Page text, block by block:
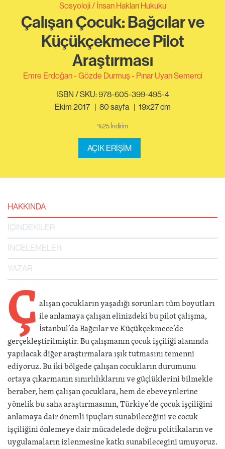
Sosyoloji İnsan Hakları Hukuku
Çalışan Çocuk: Bağcılar ve
Küçükçekmece Pilot
Araştırması
Emre Erdoğan Gözde Durmuş
Pınar Uyan Semerci
ISBN / SKU: 978-605-399-495-4
Ekim 2017 | 80sayfa | 19x27 cm
%25 İndirim
AÇIK ERİŞİM
HAKKINDA
İÇİNDEKİLER
İNCELEMELER
YAZAR
Çalışan çocukların yaşadığı sorunları tüm boyutları
ile anlamaya çalışan elinizdeki bu pilot çalışma,
İstanbul’da Bağcılar ve Küçükçekmece’de
gerçekleştirilmiştir. Bu çalışmanın çocuk işçiliği alanında
yapılacak diğer araştırmalara ışık tutmasını temenni
ediyoruz. Bu iki bölgede çalışan cocukların durumunu
ortaya çıkarmanın sınırlılıklarını ve güçlüklerini bilmekle
beraber, hem çalışan çocuklara, hem de ebeveynlerine
yönelik bu saha araştırmasının, Türkiye’de çocuk işçiliğini
anlamaya dair önemli ipuçları sunabileceğini ve cocuk
işçiliğini önlemeye dair mücadelede doğru politikaların ve
uygulamaların izlenmesine katkı sunabilecegini umuyoruz.